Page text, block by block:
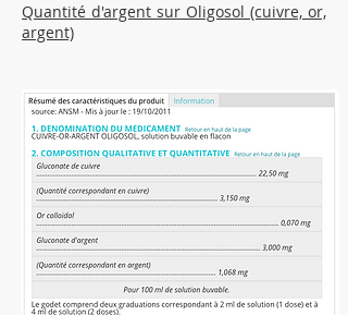
Quantité d'argent sur Oligosol (cuivre, or,
argent)